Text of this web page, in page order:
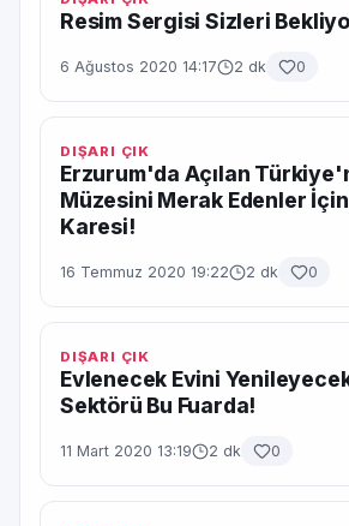
Resim Sergisi Sizleri
6 Ağustos 2020 14:17 2 dk 0
DIŞARI ÇIK
Erzurum'da Açılan
Müzesini Merak Edenler
Karesi!
16 Temmuz 2020 19:22 2 dk 0
DIŞARI ÇIK
Evlenecek Evini
Sektörü Bu Fuarda!
11 Mart 2020 13:19 2 dk 0